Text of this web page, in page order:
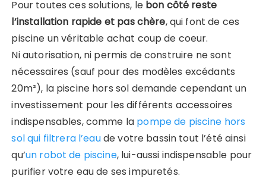
Pour toutes ces solutions, le bon côté reste
l’installation rapide et pas chère, qui font de ces
piscine un véritable achat coup de coeur.
Ni autorisation, ni permis de construire ne sont
nécessaires (sauf pour des modèles excédants
20m²), la piscine hors sol demande cependant un
investissement pour les différents accessoires
indispensables, comme la pompe de piscine hors
sol qui filtrera l’eaude votre bassin tout l’été ainsi
qu’un robot de piscine, lui-aussi indispensable pour
purifier votre eau de ses impuretés.